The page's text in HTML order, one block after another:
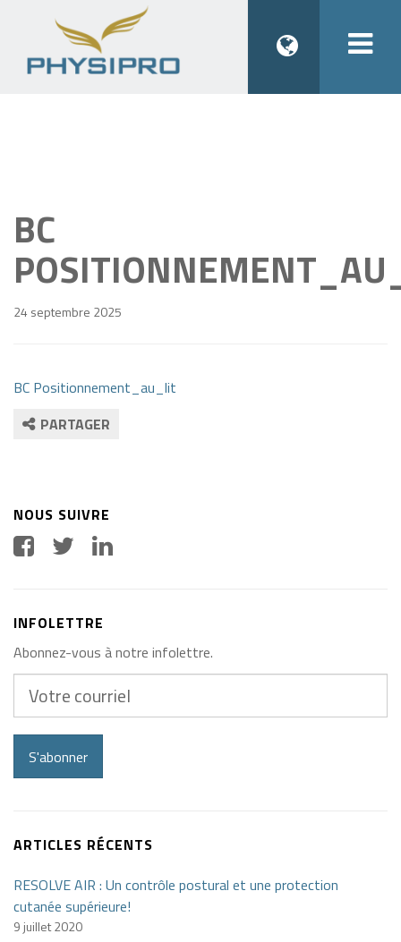
BC
24 septembre 2025
BC Positionnement_au_lit
PARTAGER
NOUS SUIVRE
INFOLETTRE
Abonnez-vous à notre infolettre.
courriel
S'abonner
ARTICLES RÉCENTS
RESOLVE AIR : Un contrôle postural et une protection
cutanée supérieure!
9 juillet 2020